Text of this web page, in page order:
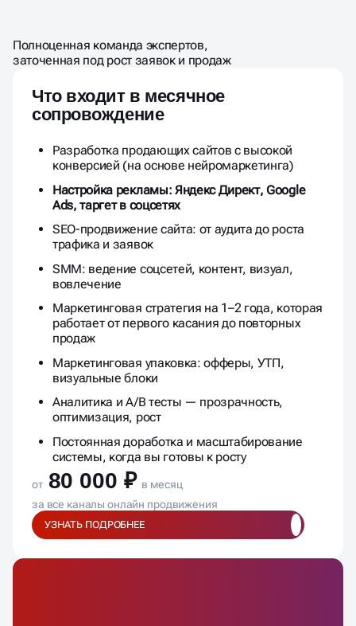
МАРКЕТИНГА
МАРКЕТОЛОГА
Полноценная команда экспертов,
заточенная под рост заявок и продаж
Что входит в месячное
сопровождение
Разработка продающих сайтов с высокой
конверсией (на основе нейромаркетинга)
Настройка рекламы: Яндекс Директ, Google
Ads, таргет в соцсетях
SEO-продвижение сайта: от аудита до роста
трафика и заявок
SMM: ведение соцсетей, контент, визуал,
вовлечение
Маркетинговая стратегия на 1–2 года, которая
работает от первого касания до повторных
продаж
Маркетинговая упаковка: офферы, УТП,
визуальные блоки
Аналитика и A/B тесты — прозрачность,
оптимизация, рост
Постоянная доработка и масштабирование
системы, когда вы готовы к росту
от 80 000 ₽ в месяц
за все каналы онлайн продвижения
УЗНАТЬ ПОДРОБНЕЕ